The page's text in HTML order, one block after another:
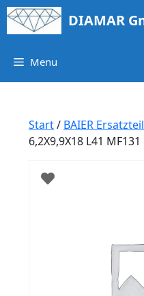
Springe
zum
DIAMAR
Menu
Start/ BAIER
6,2X9,9X18 L41 MF131